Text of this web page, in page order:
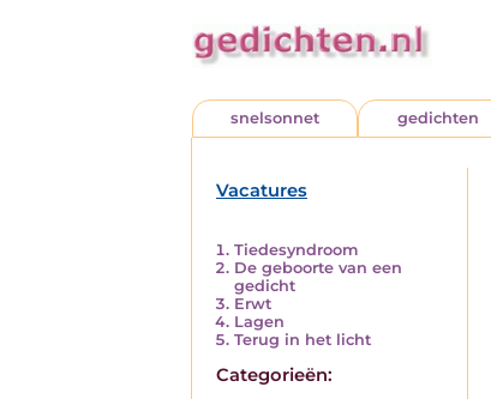
snelsonnet gedichten
Vacatures
Tiedesyndroom
De geboorte van een
gedicht
Erwt
Lagen
Terug in het licht
Categorieën: